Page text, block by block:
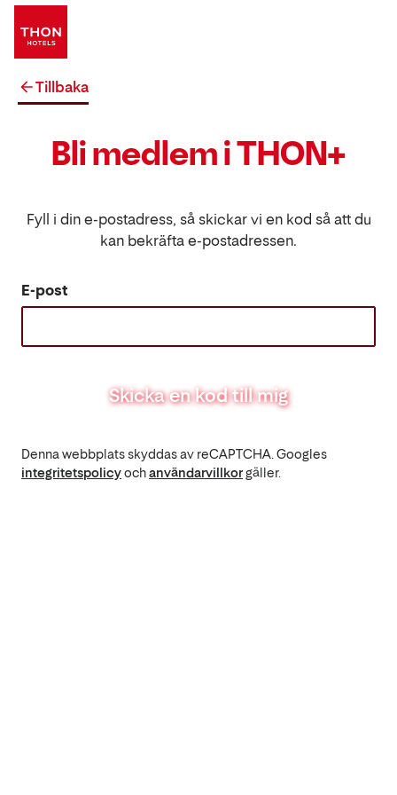
Tillbaka
Bli medlem i THON+
Fyll i din e-postadress, så skickar vi en kod så att du
kan bekräfta e-postadressen.
E-post
Skicka en kod till mig
Denna webbplats skyddas av reCAPTCHA. Googles
integritetspolicyochanvändarvillkorgäller.